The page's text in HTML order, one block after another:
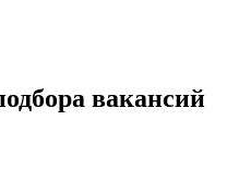
вакансий